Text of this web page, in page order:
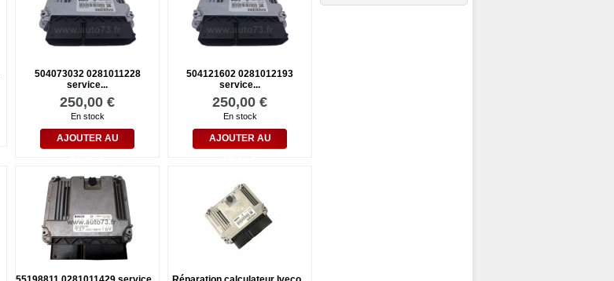
504073032 0281011228
service...
250,00 €
En stock
AJOUTER AU
504121602 0281012193
service...
250,00 €
En stock
AJOUTER AU